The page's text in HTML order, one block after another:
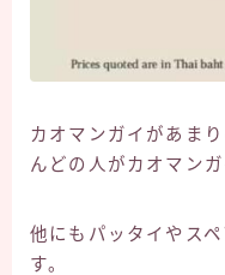
カオマンガイがあま
んどの人がカオマン
他にもパッタイやス
す。